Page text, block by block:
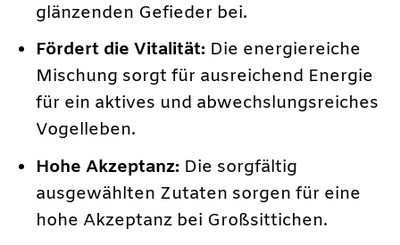
glänzenden Gefieder bei.
Fördert die Vitalität: Die energiereiche
Mischung sorgt für ausreichend Energie
für ein aktives und abwechslungsreiches
Vogelleben.
Hohe Akzeptanz: Die sorgfältig
ausgewählten Zutaten sorgen für eine
hohe Akzeptanz bei Großsittichen.